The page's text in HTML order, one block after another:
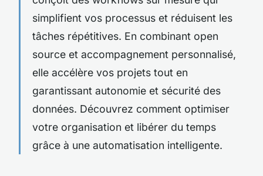
simplifient vos processus et réduisent les
tâches répétitives. En combinant open
source et accompagnement personnalisé,
elle accélère vos projets tout en
garantissant autonomie et sécurité des
données. Découvrez comment optimiser
votre organisation et libérer du temps
grâce à une automatisation intelligente.